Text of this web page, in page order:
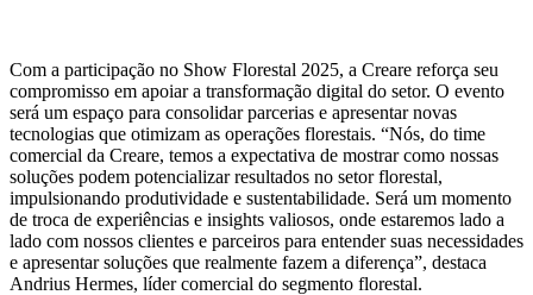
Com a participação no Show Florestal 2025, a Creare reforça seu
compromisso em apoiar a transformação digital do setor. O evento
será um espaço para consolidar parcerias e apresentar novas
tecnologias que otimizam as operações florestais. “Nós, do time
comercial da Creare, temos a expectativa de mostrar como nossas
soluções podem potencializar resultados no setor florestal,
impulsionando produtividade e sustentabilidade. Será um momento
de troca de experiências e insights valiosos, onde estaremos lado a
lado com nossos clientes e parceiros para entender suas necessidades
e apresentar soluções que realmente fazem a diferença”, destaca
Andrius Hermes, líder comercial do segmento florestal.